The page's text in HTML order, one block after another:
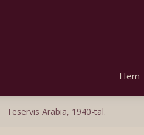
Hem
Teservis Arabia, 1940-tal.